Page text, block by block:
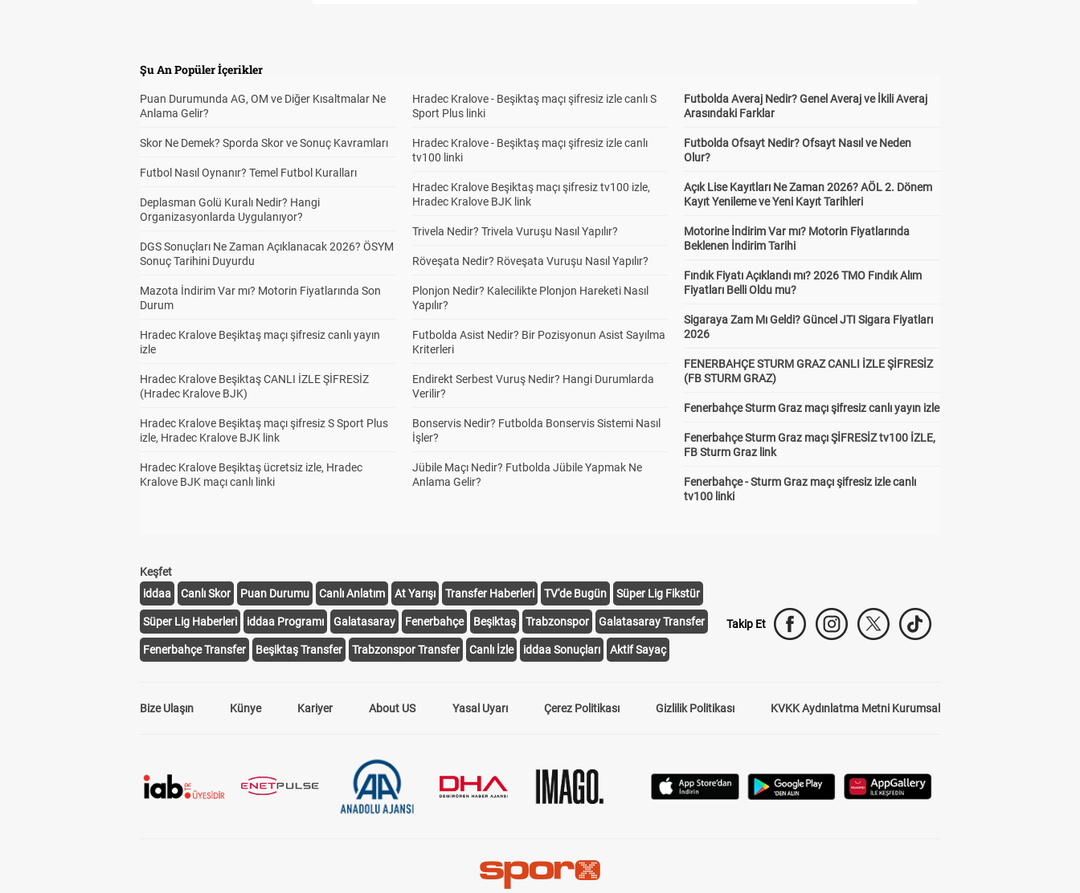
Şu An Popüler İçerikler
Puan Durumunda AG, OM ve Diğer Kısaltmalar Ne
Anlama Gelir?
Skor Ne Demek? Sporda Skor ve Sonuç Kavramları
Futbol Nasıl Oynanır? Temel Futbol Kuralları
Deplasman Golü Kuralı Nedir? Hangi
Organizasyonlarda Uygulanıyor?
DGS Sonuçları Ne Zaman Açıklanacak 2026? ÖSYM
Sonuç Tarihini Duyurdu
Mazota İndirim Var mı? Motorin Fiyatlarında Son
Durum
Hradec Kralove Beşiktaş maçı şifresiz canlı yayın
izle
Hradec Kralove Beşiktaş CANLI İZLE ŞİFRESİZ
(Hradec Kralove BJK)
Hradec Kralove Beşiktaş maçı şifresiz S Sport Plus
izle, Hradec Kralove BJK link
Hradec Kralove Beşiktaş ücretsiz izle, Hradec
Kralove BJK maçı canlı linki
Hradec Kralove - Beşiktaş maçı şifresiz izle canlı S
Sport Plus linki
Hradec Kralove - Beşiktaş maçı şifresiz izle canlı
tv100 linki
Hradec Kralove Beşiktaş maçı şifresiz tv100 izle,
Hradec Kralove BJK link
Trivela Nedir? Trivela Vuruşu Nasıl Yapılır?
Röveşata Nedir? Röveşata Vuruşu Nasıl Yapılır?
Plonjon Nedir? Kalecilikte Plonjon Hareketi Nasıl
Yapılır?
Futbolda Asist Nedir? Bir Pozisyonun Asist Sayılma
Kriterleri
Endirekt Serbest Vuruş Nedir? Hangi Durumlarda
Verilir?
Bonservis Nedir? Futbolda Bonservis Sistemi Nasıl
İşler?
Jübile Maçı Nedir? Futbolda Jübile Yapmak Ne
Anlama Gelir?
Futbolda Averaj Nedir? Genel Averaj ve İkili Averaj
Arasındaki Farklar
Futbolda Ofsayt Nedir? Ofsayt Nasıl ve Neden
Olur?
Açık Lise Kayıtları Ne Zaman 2026? AÖL 2. Dönem
Kayıt Yenileme ve Yeni Kayıt Tarihleri
Motorine İndirim Var mı? Motorin Fiyatlarında
Beklenen İndirim Tarihi
Fındık Fiyatı Açıklandı mı? 2026 TMO Fındık Alım
Fiyatları Belli Oldu mu?
Sigaraya Zam Mı Geldi? Güncel JTI Sigara Fiyatları
2026
FENERBAHÇE STURM GRAZ CANLI İZLE ŞİFRESİZ
(FB STURM GRAZ)
Fenerbahçe Sturm Graz maçı şifresiz canlı yayın izle
Fenerbahçe Sturm Graz maçı ŞİFRESİZ tv100 İZLE,
FB Sturm Graz link
Fenerbahçe - Sturm Graz maçı şifresiz izle canlı
tv100 linki
Keşfet
iddaa
Canlı Skor Puan Durumu Canlı Anlatım At Yarışı Transfer Haberleri TV'de Bugün Süper Lig Fikstür
Süper Lig Haberleri iddaa Programı Galatasaray Fenerbahçe Beşiktaş Trabzonspor Galatasaray Transfer
Fenerbahçe Transfer Beşiktaş Transfer Trabzonspor Transfer Canlı İzle iddaa Sonuçları Aktif Sayaç
Takip Et
Bize Ulaşın Künye Kariyer About US Yasal Uyarı Çerez Politikası Gizlilik Politikası KVKK Aydınlatma Metni Kurumsal